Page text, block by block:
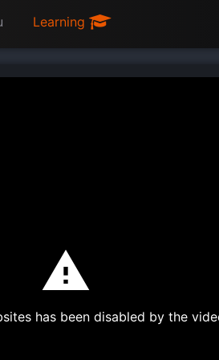
Learning
has been disabled by the